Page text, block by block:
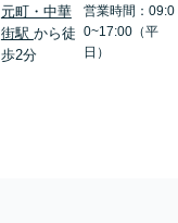
元町・中華
街駅 から徒
歩2分
営業時間：09:0
0~17:00（平
日）